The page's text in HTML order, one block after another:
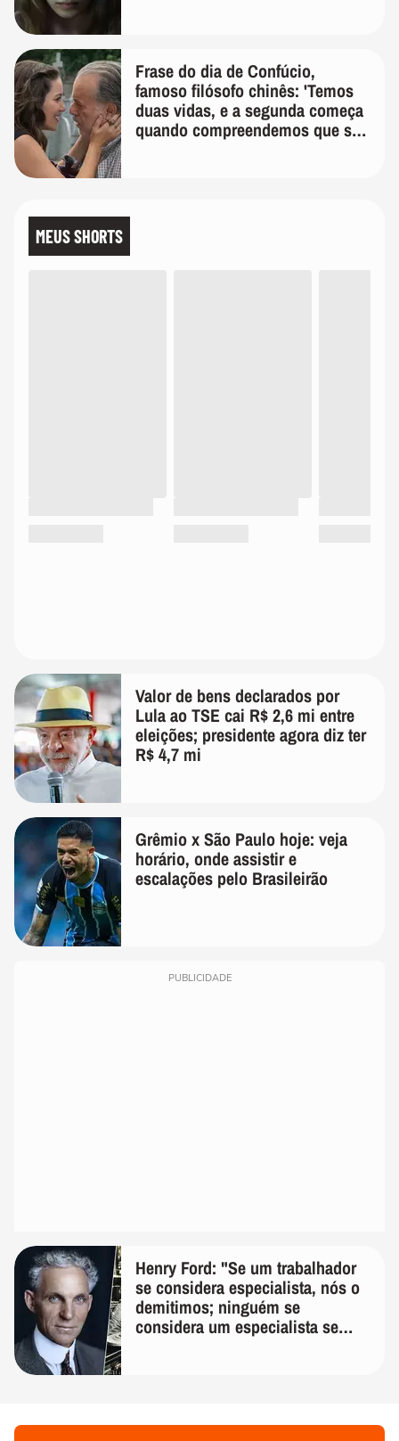
Frase do dia de Confúcio,
famoso filósofo chinês: 'Temos
duas vidas, e a segunda começa
quando compreendemos que só
MEUS SHORTS
Valor de bens declarados por
Lula ao TSE cai R$ 2,6 mi entre
eleições; presidente agora diz ter
R$ 4,7 mi
Grêmio x São Paulo hoje: veja
horário, onde assistir e
escalações pelo Brasileirão
PUBLICIDADE
Henry Ford: "Se um trabalhador
se considera especialista, nós o
demitimos; ninguém se
considera um especialista se